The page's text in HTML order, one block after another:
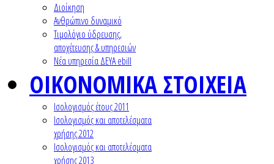
Διοίκηση
Ανθρώπινο δυναμικό
Τιμολόγιο ύδρευσης,
αποχέτευσης & υπηρεσιών
Nέα υπηρεσία ΔΕΥΑ ebill
ΟΙΚΟΝΟΜΙΚΑ ΣΤΟΙΧΕΙΑ
Ισολογισμός έτους 2011
Ισολογισμός και αποτελέσματα
χρήσης 2012
Ισολογισμός και αποτελέσματα
χρήσης 2013